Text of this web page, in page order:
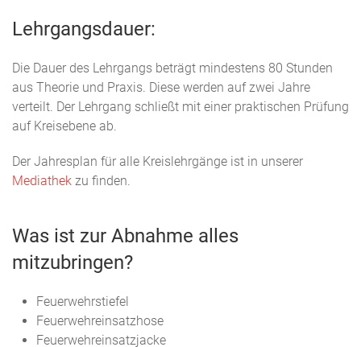
Lehrgangsdauer:
Die Dauer des Lehrgangs beträgt mindestens 80 Stunden
aus Theorie und Praxis. Diese werden auf zwei Jahre
verteilt. Der Lehrgang schließt mit einer praktischen Prüfung
auf Kreisebene ab.
Der Jahresplan für alle Kreislehrgänge ist in unserer
Mediathek zu finden.
Was ist zur Abnahme alles
mitzubringen?
Feuerwehrstiefel
Feuerwehreinsatzhose
Feuerwehreinsatzjacke